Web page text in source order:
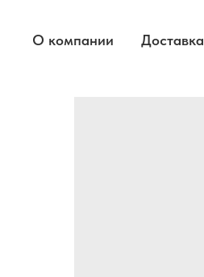
О компании Доставка